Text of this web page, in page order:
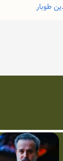
طوبار